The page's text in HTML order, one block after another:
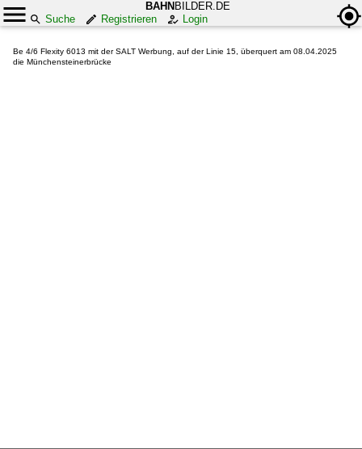
BAHN BILDER.DE
Suche
Registrieren Login
Be 4/6 Flexity 6013 mit der SALT Werbung, auf der Linie 15, überquert am 08.04.2025
die Münchensteinerbrücke